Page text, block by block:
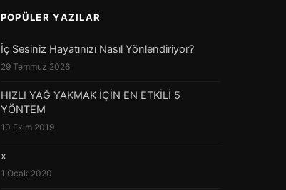
POPÜLER YAZILAR
İç Sesiniz Hayatınızı Nasıl Yönlendiriyor?
29 Temmuz 2026
HIZLI YAĞ YAKMAK İÇİN EN ETKİLİ 5
YÖNTEM
10 Ekim 2019
x
1 Ocak 2020